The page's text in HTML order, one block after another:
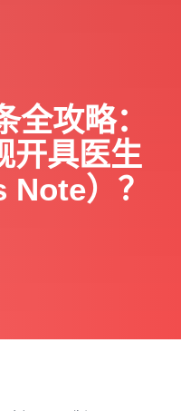
全攻略：
开具医生
）？